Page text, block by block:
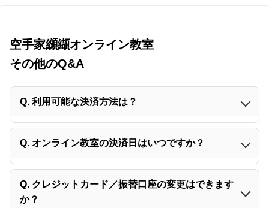
空手家纐纈オンライン教室
その他のQ&A
Q. 利用可能な決済方法は？
Q. オンライン教室の決済日はいつですか？
Q. クレジットカード／振替口座の変更はできます
か？